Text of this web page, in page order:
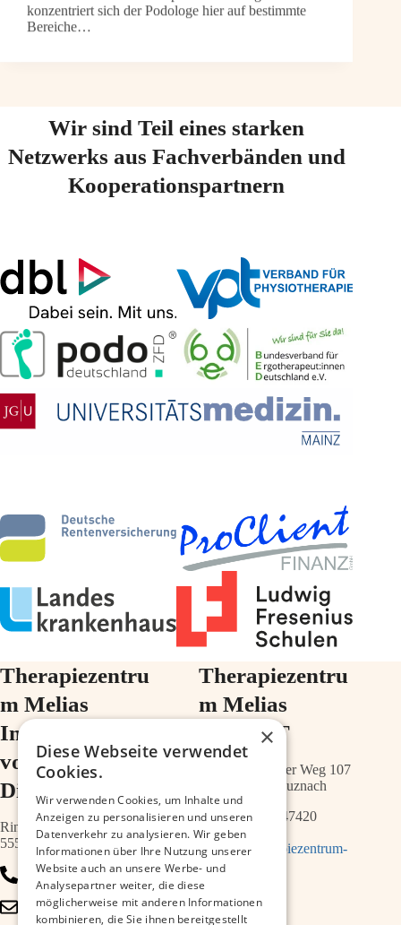
konzentriert sich der Podologe hier auf bestimmte
Bereiche…
Wir sind Teil eines starken
Netzwerks aus Fachverbänden und
Kooperationspartnern
Therapiezentru
m Melias
Im Ärztehaus
vor der
Diakonie
Ringstr.64a
55543 Bad Kreuznach
0671 – 79467700
info@therapiezentrum-
Therapiezentru
m Melias
im ZIMT
Schwabenheimer Weg 107
55543 Bad Kreuznach
0671 – 21547420
info@therapiezentrum-
melias.de
×
Diese Webseite verwendet
Cookies.
Wir verwenden Cookies, um Inhalte und
Anzeigen zu personalisieren und unseren
Datenverkehr zu analysieren. Wir geben
Informationen über Ihre Nutzung unserer
Website auch an unsere Werbe- und
Analysepartner weiter, die diese
möglicherweise mit anderen Informationen
kombinieren, die Sie ihnen bereitgestellt